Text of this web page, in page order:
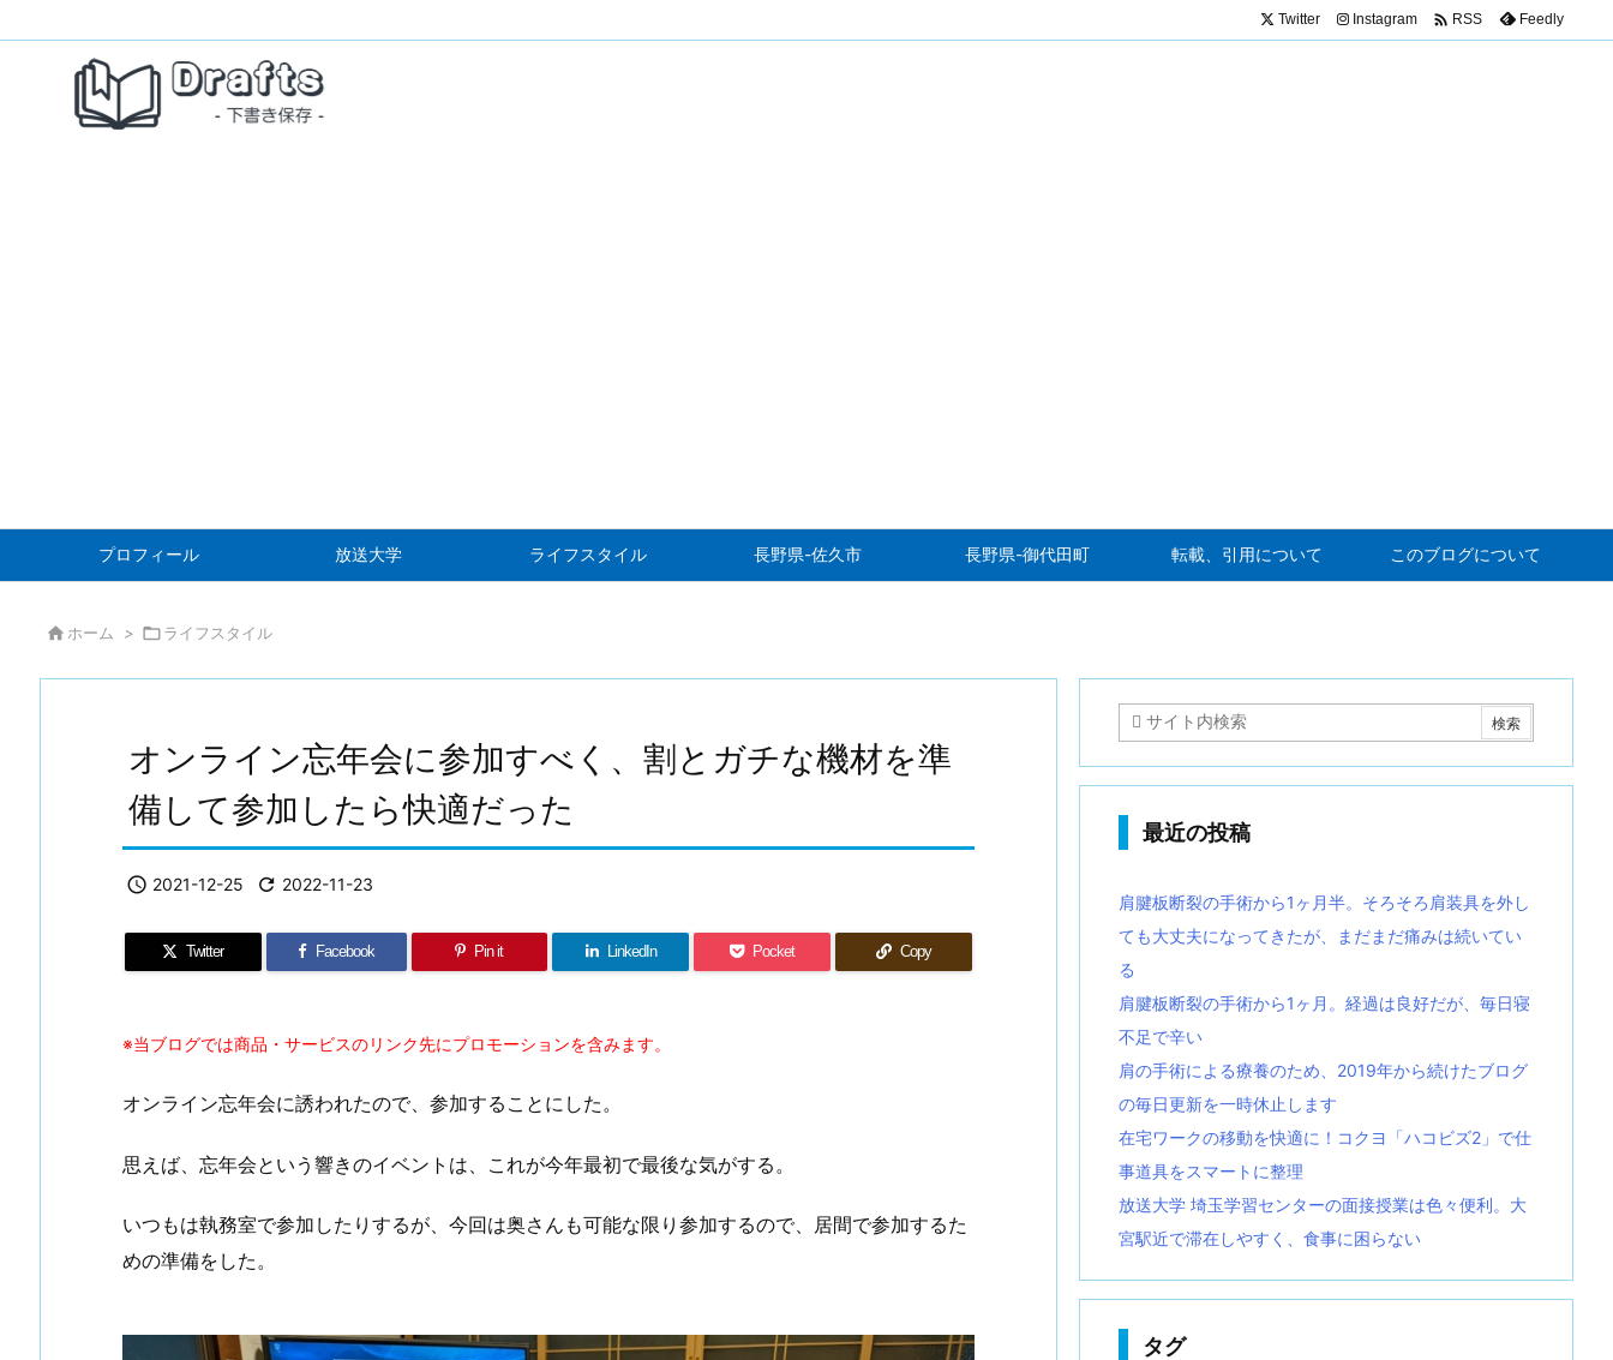
プロフィール 放送大学 ライフスタイル 長野県-佐久市 長野県-御代田町 転載、引用について このブログについて
Twitter Instagram  RSS Feedly
 ホーム > ライフスタイル
オンライン忘年会に参加すべく、割とガチな機材を準
備して参加したら快適だった
 2021-12-25  2022-11-23
Twitter Facebook Pin it LinkedIn Pocket Copy
※当ブログでは商品・サービスのリンク先にプロモーションを含みます。
オンライン忘年会に誘われたので、参加することにした。
思えば、忘年会という響きのイベントは、これが今年最初で最後な気がする。
いつもは執務室で参加したりするが、今回は奥さんも可能な限り参加するので、居間で参加するた
めの準備をした。
最近の投稿
肩腱板断裂の手術から1ヶ月半。そろそろ肩装具を外し
ても大丈夫になってきたが、まだまだ痛みは続いてい
る
肩腱板断裂の手術から1ヶ月。経過は良好だが、毎日寝
不足で辛い
肩の手術による療養のため、2019年から続けたブログ
の毎日更新を一時休止します
在宅ワークの移動を快適に！コクヨ「ハコビズ2」で仕
事道具をスマートに整理
放送大学 埼玉学習センターの面接授業は色々便利。大
宮駅近で滞在しやすく、食事に困らない
タグ